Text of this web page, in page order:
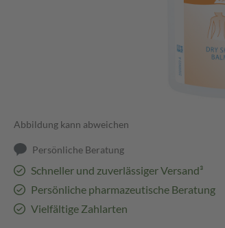
Abbildung kann abweichen
Persönliche Beratung
Schneller und zuverlässiger Versand³
Persönliche pharmazeutische Beratung
Vielfältige Zahlarten